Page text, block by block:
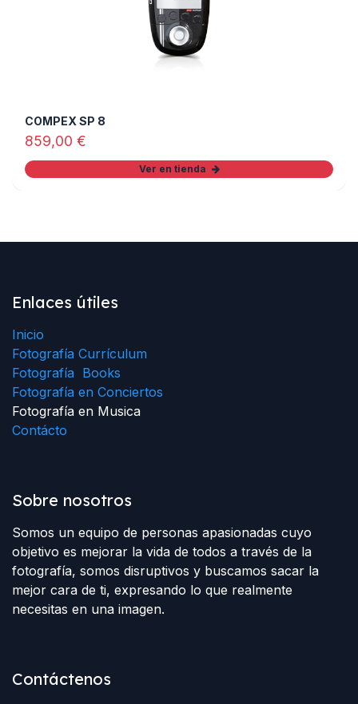
COMPEX SP 8
859,00 €
Ver en tienda
Enlaces útiles
Inicio
Fotografía Currículum
Fotografía Books
Fotografía en Conciertos
Fotografía en Musica
Contácto
Sobre nosotros
Somos un equipo de personas apasionadas cuyo
objetivo es mejorar la vida de todos a través de la
fotografía, somos disruptivos y buscamos sacar la
mejor cara de ti, expresando lo que realmente
necesitas en una imagen.
Contáctenos